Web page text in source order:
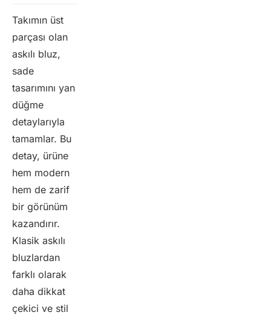
Takımın üst
parçası olan
askılı bluz,
sade
tasarımını yan
düğme
detaylarıyla
tamamlar. Bu
detay, ürüne
hem modern
hem de zarif
bir görünüm
kazandırır.
Klasik askılı
bluzlardan
farklı olarak
daha dikkat
çekici ve stil